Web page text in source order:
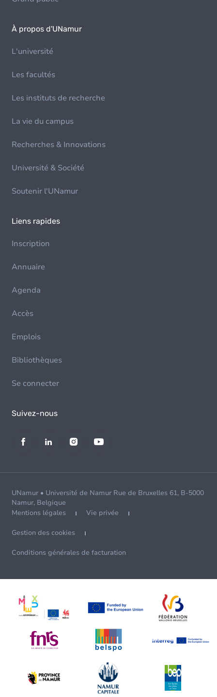
À propos d'UNamur
L'université
Les facultés
Les instituts de recherche
La vie du campus
Recherches & Innovations
Université & Société
Soutenir l'UNamur
Liens rapides
Inscription
Annuaire
Agenda
Accès
Emplois
Bibliothèques
Se connecter
Suivez-nous
UNamur • Université de Namur Rue de Bruxelles 61, B-5000
Namur, Belgique
Mentions légales
Vie privée
Gestion des cookies
Conditions générales de facturation